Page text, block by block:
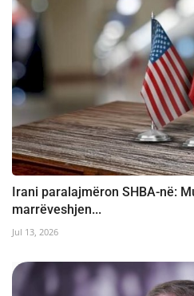
Irani paralajmëron SHBA-në:
marrëveshjen...
Jul 13, 2026